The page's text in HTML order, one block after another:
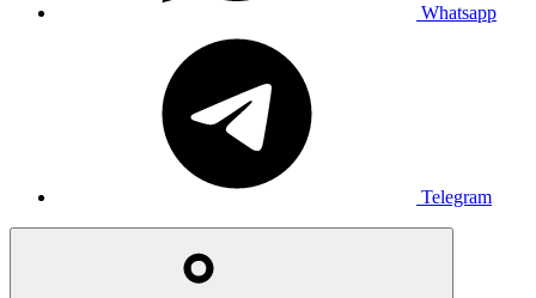
Whatsapp
Telegram